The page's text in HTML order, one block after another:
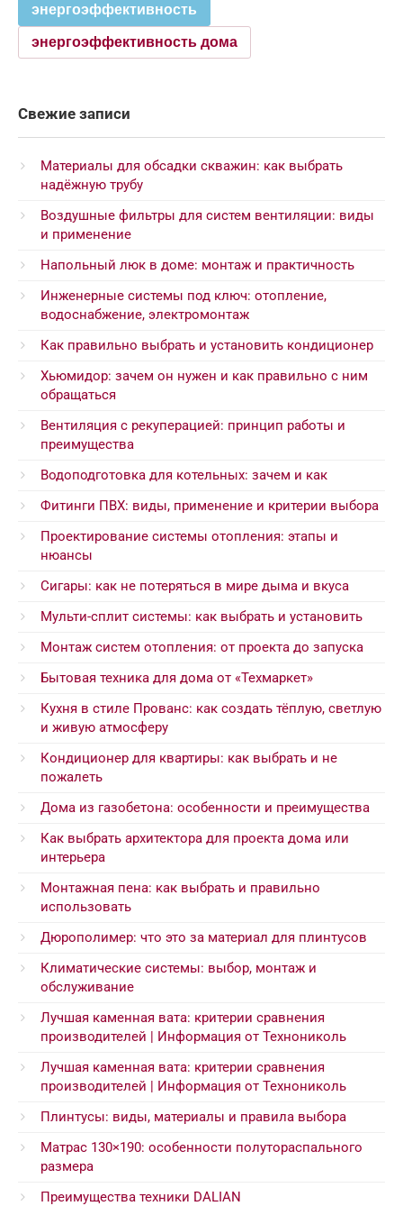
энергоэффективность
энергоэффективность дома
Свежие записи
Материалы для обсадки скважин: как выбрать
надёжную трубу
Воздушные фильтры для систем вентиляции: виды
и применение
Напольный люк в доме: монтаж и практичность
Инженерные системы под ключ: отопление,
водоснабжение, электромонтаж
Как правильно выбрать и установить кондиционер
Хьюмидор: зачем он нужен и как правильно с ним
обращаться
Вентиляция с рекуперацией: принцип работы и
преимущества
Водоподготовка для котельных: зачем и как
Фитинги ПВХ: виды, применение и критерии выбора
Проектирование системы отопления: этапы и
нюансы
Сигары: как не потеряться в мире дыма и вкуса
Мульти-сплит системы: как выбрать и установить
Монтаж систем отопления: от проекта до запуска
Бытовая техника для дома от «Техмаркет»
Кухня в стиле Прованс: как создать тёплую, светлую
и живую атмосферу
Кондиционер для квартиры: как выбрать и не
пожалеть
Дома из газобетона: особенности и преимущества
Как выбрать архитектора для проекта дома или
интерьера
Монтажная пена: как выбрать и правильно
использовать
Дюрополимер: что это за материал для плинтусов
Климатические системы: выбор, монтаж и
обслуживание
Лучшая каменная вата: критерии сравнения
производителей | Информация от Технониколь
Лучшая каменная вата: критерии сравнения
производителей | Информация от Технониколь
Плинтусы: виды, материалы и правила выбора
Матрас 130×190: особенности полутораспального
размера
Преимущества техники DALIAN